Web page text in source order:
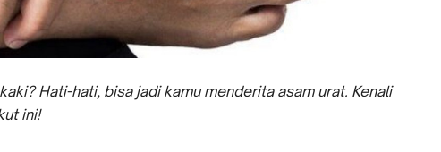
Hati-hati, bisa jadi kamu menderita asam urat. Kenali
ini!